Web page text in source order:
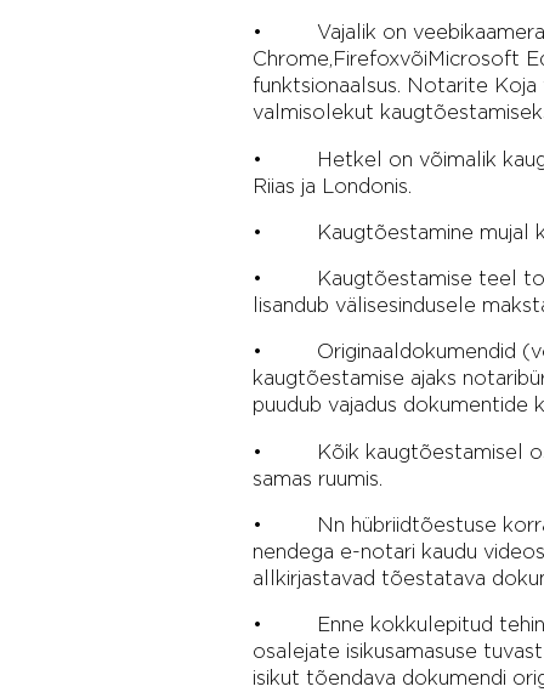
• Vajalik on veebikaamera
Chrome, Firefox või Microsoft
funktsionaalsus. Notarite
valmisolekut
• Hetkel on võimalik
Riias ja Londonis.
• Kaugtõestamine mujal kui
• Kaugtõestamise teel
lisandub välisesindusele
• Originaaldokumendid
kaugtõestamise ajaks
puudub vajadus dokumentide
• Kõik kaugtõestamisel
samas ruumis.
• Nn hübriidtõestuse korral
nendega e-notari kaudu
allkirjastavad tõestatava
• Enne kokkulepitud
osalejate isikusamasuse
isikut tõendava dokumendi